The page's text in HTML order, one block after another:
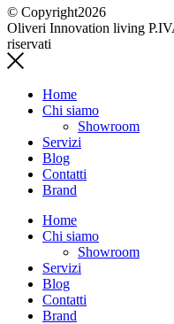
© Copyright2026
Oliveri Innovation living
riservati
Home
Chi siamo
Showroom
Servizi
Blog
Contatti
Brand
Home
Chi siamo
Showroom
Servizi
Blog
Contatti
Brand